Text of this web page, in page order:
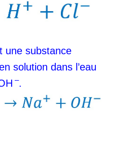
une substance
solution dans l’eau
–.